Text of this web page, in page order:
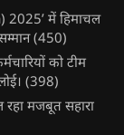
2025’ में हिमाचल
(450)
को टीम
(398)
मजबूत सहारा